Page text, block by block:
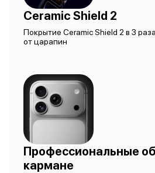
Ceramic Shield 2
Покрытие Ceramic Shield 2 в 3
от царапин
Профессиональные
кармане